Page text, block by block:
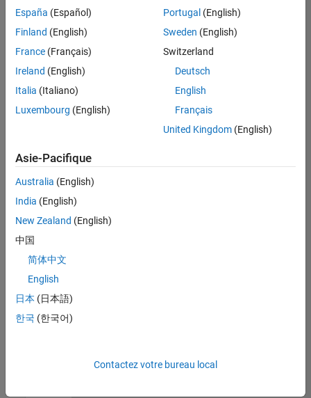
Vous
pouvez
élargir
votre
recherche
ou
afficher
l’ensemble
d'emploi.
malgré
tout
vous
trouvez
pas
d'offre
corresponde
à vos
España (Español)
Finland (English)
France (Français)
Ireland (English)
Italia (Italiano)
Luxembourg (English)
Portugal (English)
Sweden (English)
Switzerland
Deutsch
English
Français
United Kingdom(English)
Asie-Pacifique
Australia (English)
India (English)
New Zealand (English)
中国
简体中文
English
日本 (日本語)
한국 (한국어)
Contactez votre bureau local